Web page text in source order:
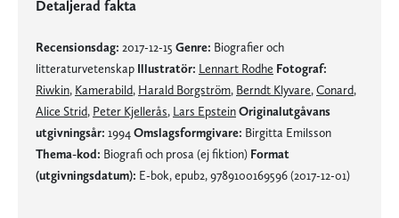
Detaljerad fakta
Recensionsdag: 2017-12-15 Genre: Biografier och
litteraturvetenskap Illustratör: Lennart Rodhe Fotograf:
Riwkin, Kamerabild, Harald Borgström, Berndt Klyvare,Conard,
Alice Strid, Peter Kjellerås, Lars EpsteinOriginalutgåvans
utgivningsår: 1994 Omslagsformgivare: Birgitta Emilsson
Thema-kod: Biografi och prosa (ej fiktion) Format
(utgivningsdatum): E-bok, epub2, 9789100169596 (2017-12-01)